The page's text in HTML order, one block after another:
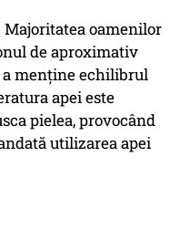
oamenilor
de aproximativ
a menține echilibrul
apei este
pielea, provocând
utilizarea apei